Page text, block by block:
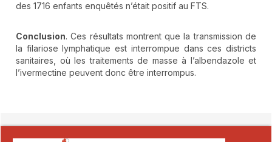
des 1716 enfants enquêtés n’était positif au FTS.
Conclusion. Ces résultats montrent que la transmission de
la filariose lymphatique est interrompue dans ces districts
sanitaires, où les traitements de masse à l’albendazole et
l’ivermectine peuvent donc être interrompus.